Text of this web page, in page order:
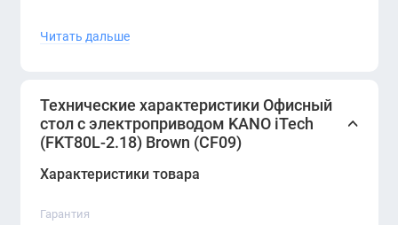
каркасом модель выглядит современно и
представительских пространств.
Конструкция усиленная и рассчитана на интенсивную
ежедневную эксплуатацию. Поверхность устойчива к
через удобную панель (возможна функция памяти
Читать дальше
Технические характеристики Офисный
стол с электроприводом KANO iTech
(FKT80L-2.18) Brown (CF09)
Характеристики товара
Гарантия